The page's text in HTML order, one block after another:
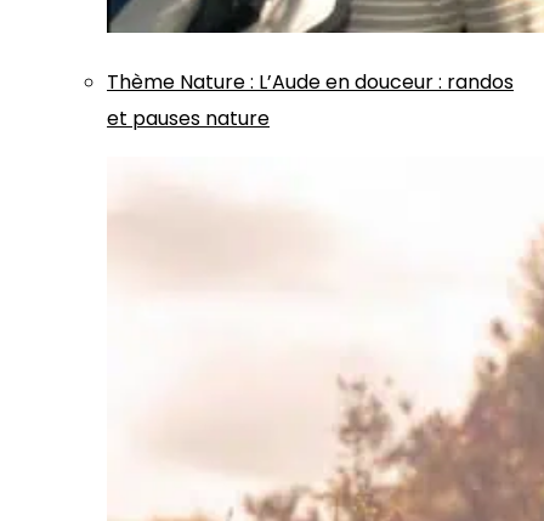
Thème Nature: L’Aude en douceur : randos
et pauses nature